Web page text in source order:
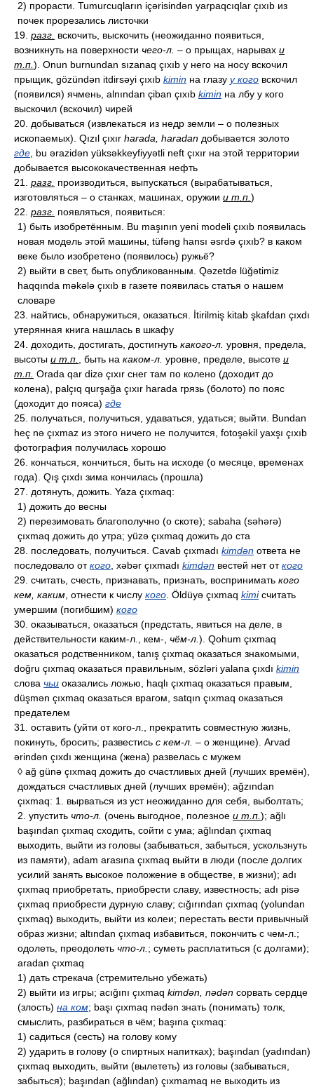
2) прорасти. Tumurcuqların içərisindən yarpaqcıqlar çıxıb из
почек прорезались листочки
19. разг. вскочить, выскочить (неожиданно появиться,
возникнуть на поверхности чего-л. – о прыщах, нарывах и
т.п. ). Onun burnundan sızanaq çıxıb у него на носу вскочил
прыщик, gözündən itdirsəyi çıxıb kimin на глазу у кого вскочил
(появился) ячмень, alnından çiban çıxıb kimin на лбу у кого
выскочил (вскочил) чирей
20. добываться (извлекаться из недр земли – о полезных
ископаемых). Qızıl çıxır harada, haradan добывается золото
где , bu ərazidən yüksəkkeyfiyyətli neft çıxır на этой территории
добывается высококачественная нефть
21. разг. производиться, выпускаться (вырабатываться,
изготовляться – о станках, машинах, оружии и т.п. )
22. разг. появляться, появиться:
1) быть изобретённым. Bu maşının yeni modeli çıxıb появилась
новая модель этой машины, tüfəng hansı əsrdə çıxıb? в каком
веке было изобретено (появилось) ружьё?
2) выйти в свет, быть опубликованным. Qəzetdə lüğətimiz
haqqında məkələ çıxıb в газете появилась статья о нашем
словаре
23. найтись, обнаружиться, оказаться. İtirilmiş kitab şkafdan çıxdı
утерянная книга нашлась в шкафу
24. доходить, достигать, достигнуть какого-л. уровня, предела,
высоты и т.п. , быть на каком-л. уровне, пределе, высоте и
т.п. Orada qar dizə çıxır снег там по колено (доходит до
колена), palçıq qurşağa çıxır harada грязь (болото) по пояс
(доходит до пояса) где
25. получаться, получиться, удаваться, удаться; выйти. Bundan
heç nə çıxmaz из этого ничего не получится, fotoşəkil yaxşı çıxıb
фотография получилась хорошо
26. кончаться, кончиться, быть на исходе (о месяце, временах
года). Qış çıxdı зима кончилась (прошла)
27. дотянуть, дожить. Yaza çıxmaq:
1) дожить до весны
2) перезимовать благополучно (о скоте); sabaha (səhərə)
çıxmaq дожить до утра; yüzə çıxmaq дожить до ста
28. последовать, получиться. Cavab çıxmadı kimdən ответа не
последовало откого , xəbər çıxmadı kimdən вестей нет откого
29. считать, счесть, признавать, признать, воспринимать кого
кем, каким , отнести к числу кого . Öldüyə çıxmaq kimiсчитать
умершим (погибшим) кого
30. оказываться, оказаться (предстать, явиться на деле, в
действительности каким-л., кем-, чём-л. ). Qohum çıxmaq
оказаться родственником, tanış çıxmaq оказаться знакомыми,
doğru çıxmaq оказаться правильным, sözləri yalana çıxdı kimin
слова чьи оказались ложью, haqlı çıxmaq оказаться правым,
düşmən çıxmaq оказаться врагом, satqın çıxmaq оказаться
предателем
31. оставить (уйти от кого-л., прекратить совместную жизнь,
покинуть, бросить; развестись с кем-л. – о женщине). Arvad
ərindən çıxdı женщина (жена) развелась с мужем
◊ ağ günə çıxmaq дожить до счастливых дней (лучших времён),
дождаться счастливых дней (лучших времён); ağzından
çıxmaq: 1. вырваться из уст неожиданно для себя, выболтать;
2. упустить что-л. (очень выгодное, полезное и т.п. ); ağlı
başından çıxmaq сходить, сойти с ума; ağlından çıxmaq
выходить, выйти из головы (забываться, забыться, ускользнуть
из памяти), adam arasına çıxmaq выйти в люди (после долгих
усилий занять высокое положение в обществе, в жизни); adı
çıxmaq приобретать, приобрести славу, известность; adı pisə
çıxmaq приобрести дурную славу; cığırından çıxmaq (yolundan
çıxmaq) выходить, выйти из колеи; перестать вести привычный
образ жизни; altından çıxmaq избавиться, покончить с чем-л.;
одолеть, преодолеть что-л. ; суметь расплатиться (с долгами);
aradan çıxmaq
1) дать стрекача (стремительно убежать)
2) выйти из игры; acığını çıxmaq kimdən, nədən сорвать сердце
(злость) на ком; başı çıxmaq nədən знать (понимать) толк,
смыслить, разбираться в чём; başına çıxmaq:
1) садиться (сесть) на голову кому
2) ударить в голову (о спиртных напитках); başından (yadından)
çıxmaq выходить, выйти (вылететь) из головы (забываться,
забыться); başından (ağlından) çıxmamaq не выходить из